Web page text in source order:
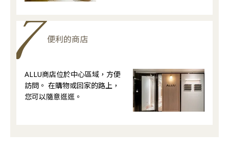
便利的商店
ALLU商店位於中心區域，方便
訪問。 在購物或回家的路上，
您可以隨意逛逛。